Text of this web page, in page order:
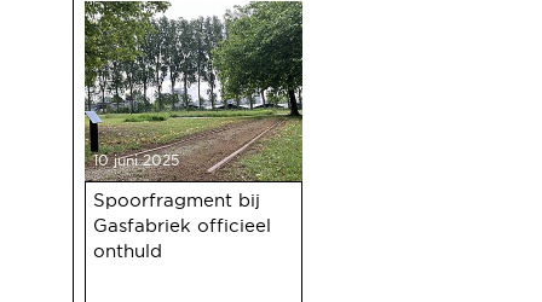
10 juni 2025
Spoorfragment bij
Gasfabriek officieel
onthuld